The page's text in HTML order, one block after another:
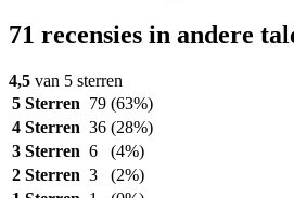
71 recensies in andere
4,5 van 5 sterren
5 Sterren 79 (63%)
4 Sterren 36 (28%)
3 Sterren 6
(4%)
2 Sterren 3
(2%)